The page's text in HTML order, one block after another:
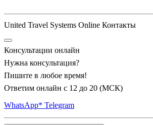
United Travel Systems Online Контакты
Консультации онлайн
Нужна консультация?
Пишите в любое время!
Ответим онлайн с 12 до 20 (МСК)
WhatsApp* Telegram